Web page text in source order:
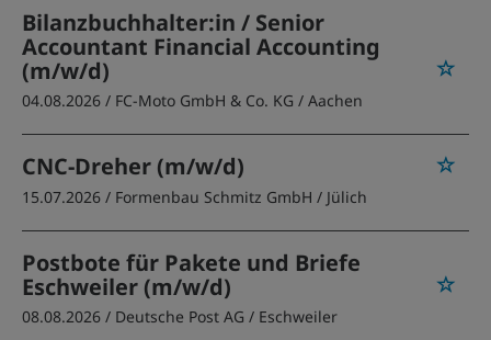
Bilanzbuchhalter:in / Senior
Accountant Financial Accounting
(m/w/d)
04.08.2026 / FC-Moto GmbH & Co. KG / Aachen
CNC-Dreher (m/w/d)
15.07.2026 / Formenbau Schmitz GmbH / Jülich
Postbote für Pakete und Briefe
Eschweiler (m/w/d)
08.08.2026 / Deutsche Post AG / Eschweiler